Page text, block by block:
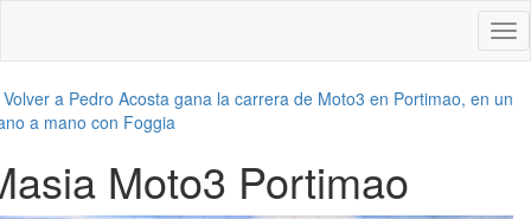
Volver a Pedro Acosta gana la carrera de Moto3 en Portimao, en un
a mano con Foggia
Moto3 Portimao